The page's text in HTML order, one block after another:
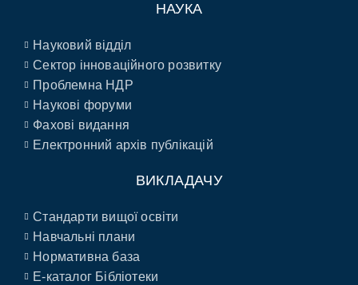
НАУКА
Науковий відділ
Сектор інноваційного розвитку
Проблемна НДР
Наукові форуми
Фахові видання
Електронний архів публікацій
ВИКЛАДАЧУ
Стандарти вищої освіти
Навчальні плани
Нормативна база
E-каталог Бібліотеки